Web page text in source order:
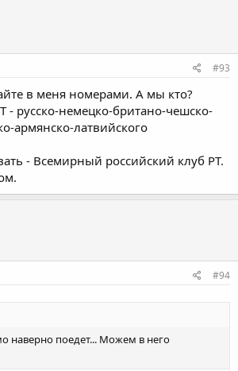
#93
в меня номерами. А мы кто?
- русско-немецко-британо-чешско-
армянско-латвийского
- Всемирный российский клуб РТ.
#94
наверно поедет... Можем в него